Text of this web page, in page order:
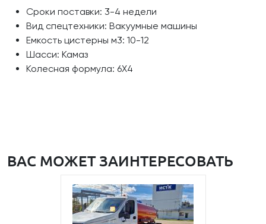
Сроки поставки: 3-4 недели
Вид спецтехники: Вакуумные машины
Емкость цистерны м3: 10-12
Шасси: Камаз
Колесная формула: 6Х4
ВАС МОЖЕТ ЗАИНТЕРЕСОВАТЬ